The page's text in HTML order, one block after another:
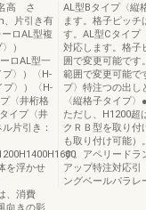
高 さ
、片引き有
ロAL型複
）
ロAL型一
〉）〈H-
プ〉）〈H-
〈井桁格
イプ〈井
片引き：
を浮かせ
、消費
向きの影
AL型Bタイプ〈縦
ます。格子ピッ
す。AL型Cタイプ
対応します。格
囲で変更可能で
範囲で変更可能で
プ〉特注つの出し
〈縦格子タイプ
ただし、H1200超
クＲＢ型を取り
も取り付け可能
す。アペリードラ
アップ特注対応
ングベールパラレ